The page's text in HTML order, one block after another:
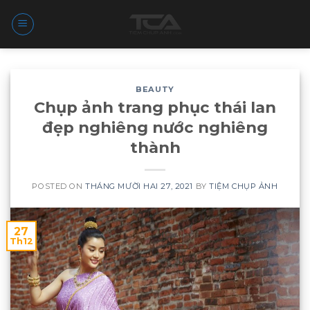
BEAUTY
Chụp ảnh trang phục thái lan
đẹp nghiêng nước nghiêng
thành
POSTED ONTHÁNG MƯỜI HAI 27, 2021 BYTIỆM CHỤP ẢNH
27
Th12